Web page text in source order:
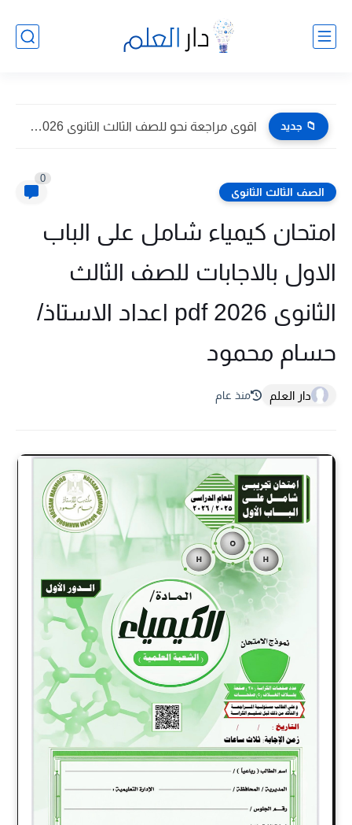
📁 جديد اقوى مراجعة نحو للصف الثالث الثانوى 2026 pdf اعداد توجيه...
الصف الثالث الثانوى
0
امتحان كيمياء شامل على الباب
الاول بالاجابات للصف الثالث
الثانوى 2026 pdf اعداد الاستاذ/
حسام محمود
دار العلم منذ عام